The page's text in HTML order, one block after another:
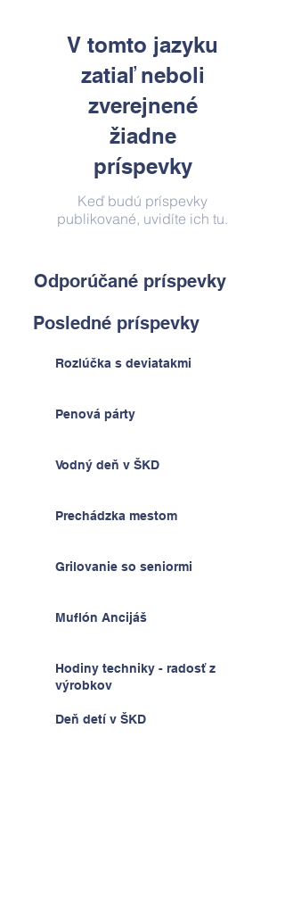
V tomto jazyku
zatiaľ neboli
zverejnené
žiadne
príspevky
Keď budú príspevky
publikované, uvidíte ich tu.
Odporúčané príspevky
Posledné príspevky
Rozlúčka s deviatakmi
Penová párty
Vodný deň v ŠKD
Prechádzka mestom
Grilovanie so seniormi
Muflón Ancijáš
Hodiny techniky - radosť z
výrobkov
Deň detí v ŠKD